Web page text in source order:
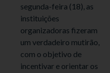
segunda-feira (18), as
instituições
organizadoras fizeram
um verdadeiro mutirão,
com o objetivo de
incentivar e orientar os